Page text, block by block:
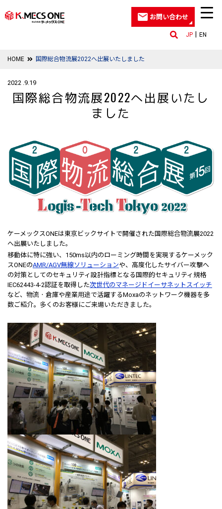
JP EN
お問い合わせ
HOME 国際総合物流展2022へ出展いたしました
2022 .9.19
国際総合物流展2022へ出展いたし
ました
ケーメックスONEは東京ビックサイトで開催された国際総合物流展2022
へ出展いたしました。
移動体に特に強い、150ms以内のローミング時間を実現するケーメック
スONEのAMR/AGV無線ソリューションや、高度化したサイバー攻撃へ
の対策としてのセキュリティ設計指標となる国際的セキュリティ規格
IEC62443-4-2認証を取得した次世代のマネージドイーサネットスイッチ
など、物流・倉庫や産業用途で活躍するMoxaのネットワーク機器を多
数ご紹介。多くのお客様にご来場いただきました。